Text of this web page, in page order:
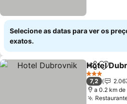
Selecione as datas para ver os
exatos.
Partilhar
Hotel
3 Estrelas
7,2
a 0.2 km de